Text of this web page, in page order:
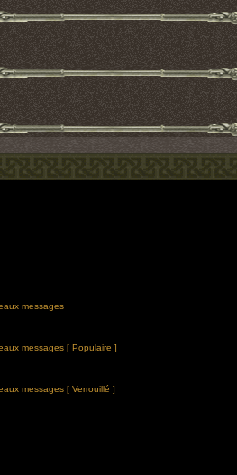
messages
messages [ Populaire ]
messages [ Verrouillé ]